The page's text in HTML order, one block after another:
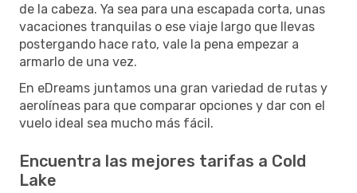
de la cabeza. Ya sea para una escapada corta, unas
vacaciones tranquilas o ese viaje largo que llevas
postergando hace rato, vale la pena empezar a
armarlo de una vez.
En eDreams juntamos una gran variedad de rutas y
aerolíneas para que comparar opciones y dar con el
vuelo ideal sea mucho más fácil.
Encuentra las mejores tarifas a Cold
Lake